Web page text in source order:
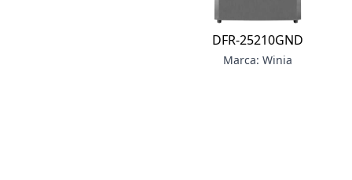
DFR-25210GND
Marca: Winia